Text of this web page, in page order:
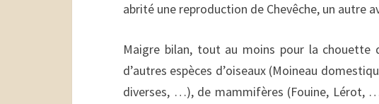
abrité une reproduction de Chevêche, un autre
Maigre bilan, tout au moins pour la chouette
d’autres espèces d’oiseaux (Moineau
diverses, …), de mammifères (Fouine, Lérot,